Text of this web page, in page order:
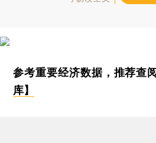
参考重要经济数据，推荐查阅
库】